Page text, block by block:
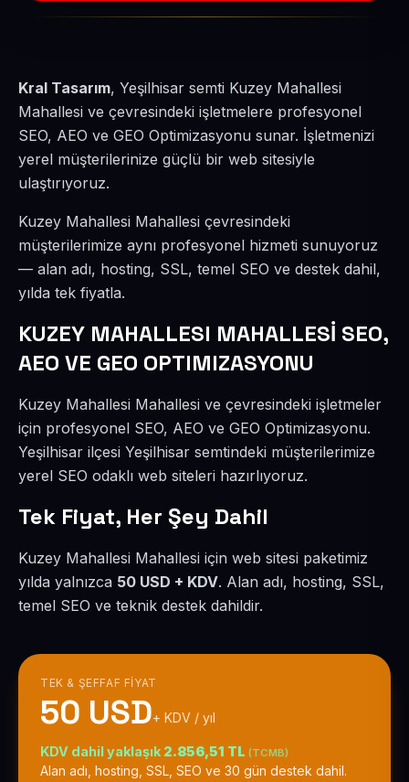
Kral Tasarım, Yeşilhisar semti Kuzey Mahallesi
Mahallesi ve çevresindeki işletmelere profesyonel
SEO, AEO ve GEO Optimizasyonu sunar. İşletmenizi
yerel müşterilerinize güçlü bir web sitesiyle
ulaştırıyoruz.
Kuzey Mahallesi Mahallesi çevresindeki
müşterilerimize aynı profesyonel hizmeti sunuyoruz
— alan adı, hosting, SSL, temel SEO ve destek dahil,
yılda tek fiyatla.
KUZEY MAHALLESI MAHALLESİ SEO,
AEO VE GEO OPTIMIZASYONU
Kuzey Mahallesi Mahallesi ve çevresindeki işletmeler
için profesyonel SEO, AEO ve GEO Optimizasyonu.
Yeşilhisar ilçesi Yeşilhisar semtindeki müşterilerimize
yerel SEO odaklı web siteleri hazırlıyoruz.
Tek Fiyat, Her Şey Dahil
Kuzey Mahallesi Mahallesi için web sitesi paketimiz
yılda yalnızca 50 USD + KDV. Alan adı, hosting, SSL,
temel SEO ve teknik destek dahildir.
TEK & ŞEFFAF FIYAT
50 USD+ KDV / yıl
KDV dahil yaklaşık 2.856,51 TL (TCMB)
Alan adı, hosting, SSL, SEO ve 30 gün destek dahil.